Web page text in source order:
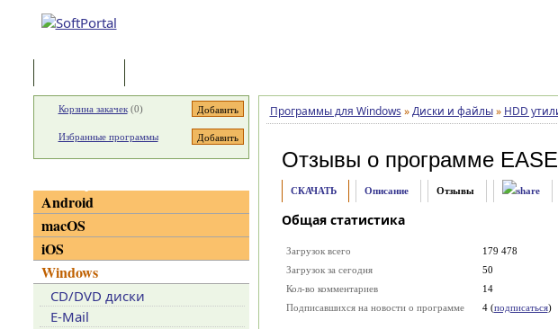
Программы для Windows » Диски и файлы » HDD
Отзывы о программе
СКАЧАТЬ Описание Отзывы
Общая статистика
Загрузок всего
179 478
Загрузок за сегодня
50
Кол-во комментариев
14
Подписавшихся на новости о программе
4 (подписаться)
Корзина закачек(0)
Избранные программы
Android
macOS
iOS
Windows
CD/DVD диски
E-Mail